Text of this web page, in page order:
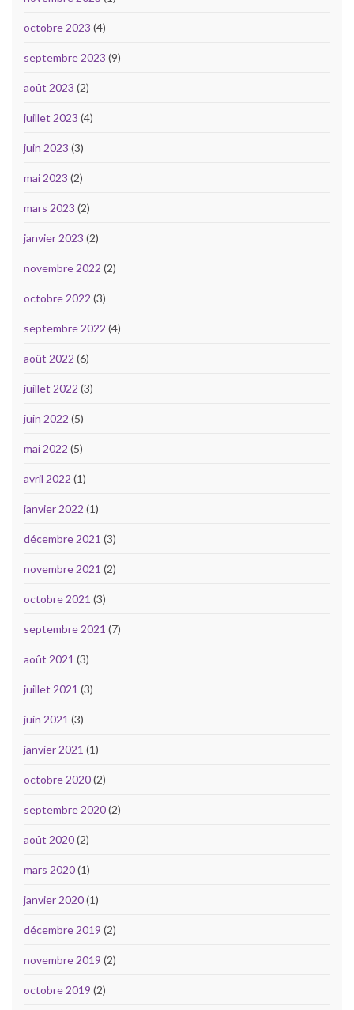
octobre 2023 (4)
septembre 2023 (9)
août 2023 (2)
juillet 2023 (4)
juin 2023 (3)
mai 2023 (2)
mars 2023 (2)
janvier 2023 (2)
novembre 2022 (2)
octobre 2022 (3)
septembre 2022 (4)
août 2022 (6)
juillet 2022 (3)
juin 2022 (5)
mai 2022 (5)
avril 2022 (1)
janvier 2022 (1)
décembre 2021 (3)
novembre 2021 (2)
octobre 2021 (3)
septembre 2021 (7)
août 2021 (3)
juillet 2021 (3)
juin 2021 (3)
janvier 2021 (1)
octobre 2020(2)
septembre 2020(2)
août 2020(2)
mars 2020(1)
janvier 2020(1)
décembre 2019 (2)
novembre 2019 (2)
octobre 2019 (2)